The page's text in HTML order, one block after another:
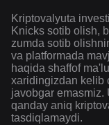
Kriptovalyuta
Knicks sotib olish,
zumda sotib
va platformada
haqida shaffof
xaridingizdan kelib
javobgar emasmiz.
qanday aniq
tasdiqlamaydi.